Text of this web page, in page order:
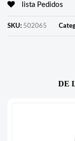
lista Pedidos
SKU: 502065
DE